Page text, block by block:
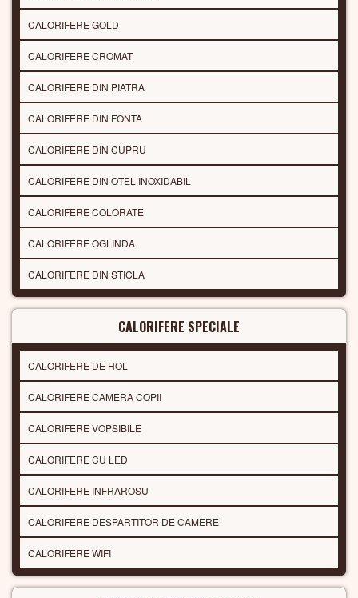
CALORIFERE GOLD
CALORIFERE CROMAT
CALORIFERE DIN PIATRA
CALORIFERE DIN FONTA
CALORIFERE DIN CUPRU
CALORIFERE DIN OTEL INOXIDABIL
CALORIFERE COLORATE
CALORIFERE OGLINDA
CALORIFERE DIN STICLA
CALORIFERE SPECIALE
CALORIFERE DE HOL
CALORIFERE CAMERA COPII
CALORIFERE VOPSIBILE
CALORIFERE CU LED
CALORIFERE INFRAROSU
CALORIFERE DESPARTITOR DE CAMERE
CALORIFERE WIFI